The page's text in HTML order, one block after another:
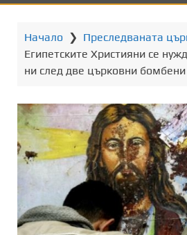
Начало ❯ Преследваната
Египетските Християни се
ни след две църковни